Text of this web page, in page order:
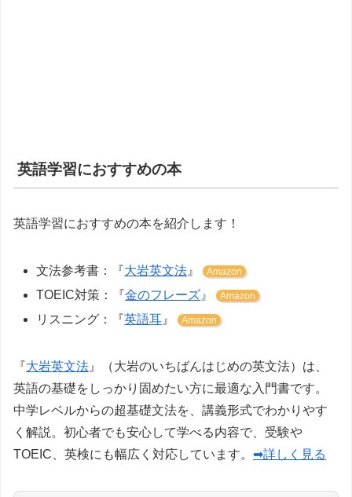
英語学習におすすめの本
英語学習におすすめの本を紹介します！
文法参考書：『大岩英文法 』 Amazon
TOEIC対策：『金のフレーズ 』 Amazon
リスニング：『英語耳』 Amazon
『大岩英文法』（大岩のいちばんはじめの英文法）は、
英語の基礎をしっかり固めたい方に最適な入門書です。
中学レベルからの超基礎文法を、講義形式でわかりやす
く解説。初心者でも安心して学べる内容で、受験や
TOEIC、英検にも幅広く対応しています。 ➡詳しく見る